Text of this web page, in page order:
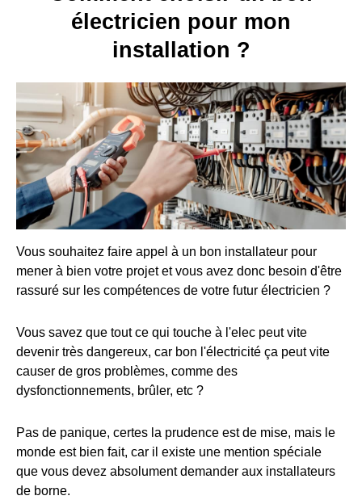
électricien pour mon
installation ?
Vous souhaitez faire appel à un bon installateur pour
mener à bien votre projet et vous avez donc besoin d'être
rassuré sur les compétences de votre futur électricien ?
Vous savez que tout ce qui touche à l'elec peut vite
devenir très dangereux, car bon l'électricité ça peut vite
causer de gros problèmes, comme des
dysfonctionnements, brûler, etc ?
Pas de panique, certes la prudence est de mise, mais le
monde est bien fait, car il existe une mention spéciale
que vous devez absolument demander aux installateurs
de borne.